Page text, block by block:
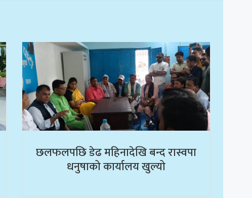
छलफलपछि डेढ महिनादेखि बन्द रास्वपा
धनुषाको कार्यालय खुल्यो